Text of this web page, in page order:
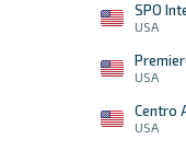
SPO
USA
USA
Centro
USA